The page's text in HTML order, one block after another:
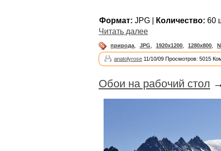
Формат: JPG | Количество: 60
Читать далее
природа JPG 1920x1200 1280x800
anatolyrose 11/10/09 Просмотров: 5015
Обои на рабочий стол